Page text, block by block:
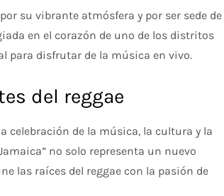
su vibrante atmósfera y por ser sede de
en el corazón de uno de los distritos
para disfrutar de la música en vivo.
del reggae
celebración de la música, la cultura y la
no solo representa un nuevo
las raíces del reggae con la pasión de